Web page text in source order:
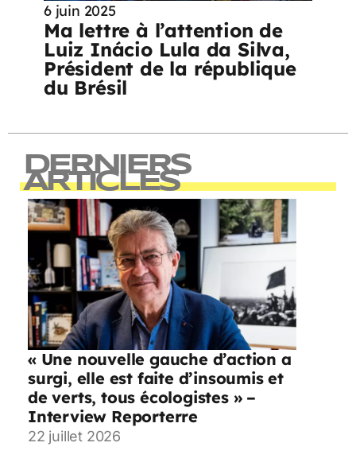
6 juin 2025
Ma lettre à l’attention de
Luiz Inácio Lula da Silva,
Président de la république
du Brésil
DERNIERS
ARTICLES
« Une nouvelle gauche d’action a
surgi, elle est faite d’insoumis et
de verts, tous écologistes » –
Interview Reporterre
22 juillet 2026